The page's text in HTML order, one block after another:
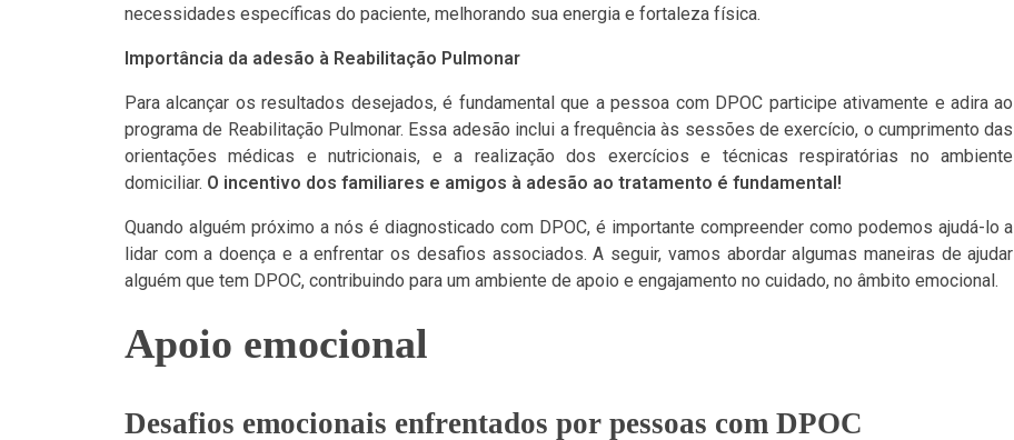
necessidades específicas do paciente, melhorando sua energia e fortaleza física.
Importância da adesão à Reabilitação Pulmonar
Para alcançar os resultados desejados, é fundamental que a pessoa com DPOC participe ativamente e adira ao
programa de Reabilitação Pulmonar. Essa adesão inclui a frequência às sessões de exercício, o cumprimento das
orientações médicas e nutricionais, e a realização dos exercícios e técnicas respiratórias no ambiente
domiciliar. O incentivo dos familiares e amigos à adesão ao tratamento é fundamental!
Quando alguém próximo a nós é diagnosticado com DPOC, é importante compreender como podemos ajudá-lo a
lidar com a doença e a enfrentar os desafios associados. A seguir, vamos abordar algumas maneiras de ajudar
alguém que tem DPOC, contribuindo para um ambiente de apoio e engajamento no cuidado, no âmbito emocional.
Apoio emocional
Desafios emocionais enfrentados por pessoas com DPOC